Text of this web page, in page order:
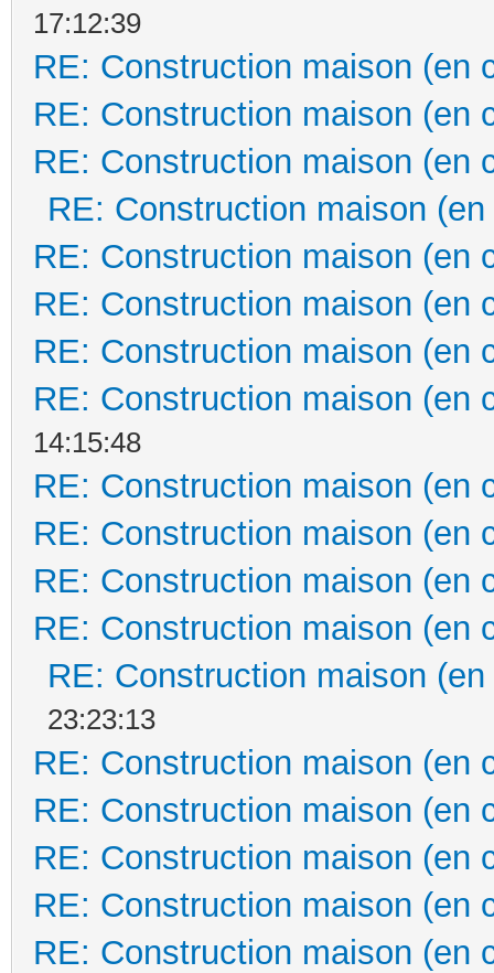
17:12:39
RE: Construction maison (en
RE: Construction maison (en
RE: Construction maison (en
RE: Construction maison
RE: Construction maison (en
RE: Construction maison (en
RE: Construction maison (en
RE: Construction maison (en
14:15:48
RE: Construction maison (en
RE: Construction maison (en
RE: Construction maison (en
RE: Construction maison (en
RE: Construction maison
23:23:13
RE: Construction maison (en
RE: Construction maison (en
RE: Construction maison (en
RE: Construction maison (en
RE: Construction maison (en